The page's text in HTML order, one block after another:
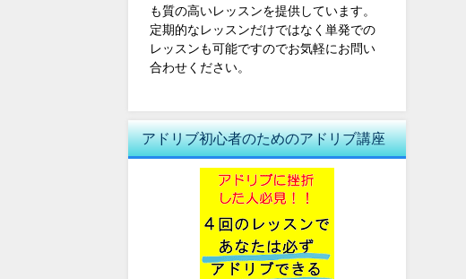
も質の高いレッスンを提供しています。
定期的なレッスンだけではなく単発での
レッスンも可能ですのでお気軽にお問い
合わせください。
アドリブ初心者のためのアドリブ講座